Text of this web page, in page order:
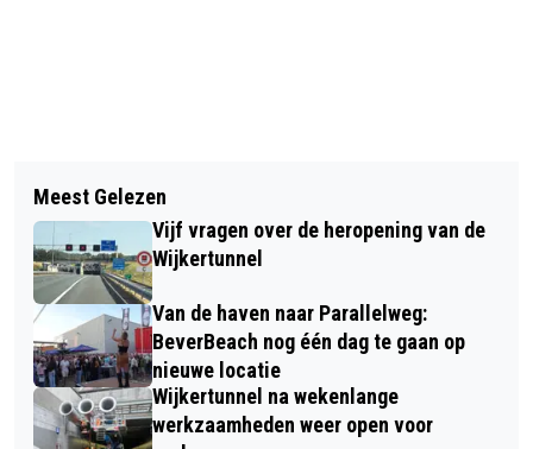
HENNY HUISMAN BRENGT ODE AAN
DE ZORG MET KERSTLIED
PARKEERREGELINGEN
MANTELZORGERS VERSCHILLEN
STERK PER GEMEENTE IN NOORD-
HOLLAND
Meest Gelezen
Vijf vragen over de heropening van de
Wijkertunnel
Van de haven naar Parallelweg:
BeverBeach nog één dag te gaan op
nieuwe locatie
Wijkertunnel na wekenlange
werkzaamheden weer open voor